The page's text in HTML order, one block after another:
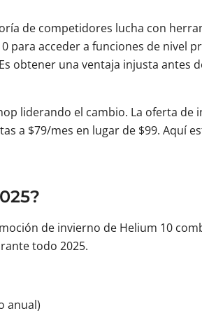
de competidores lucha con
para acceder a funciones de nivel
obtener una ventaja injusta antes
liderando el cambio. La oferta de
a $79/mes en lugar de $99. Aquí
de invierno de Helium 10
todo 2025.
anual)